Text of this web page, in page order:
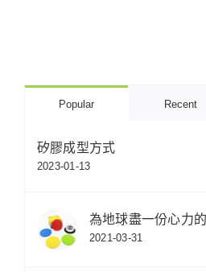
Popular Recent
矽膠成型方式
2023-01-13
為地球盡一份心力
2021-03-31